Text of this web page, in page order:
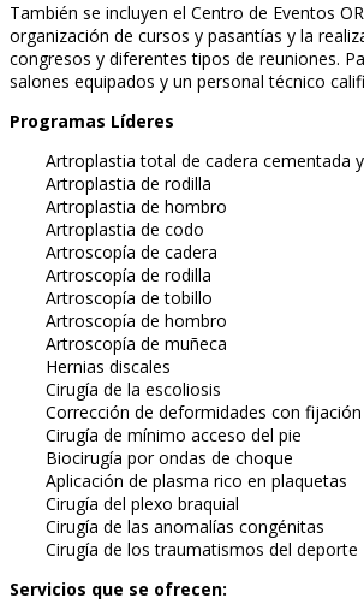
También se incluyen el Centro de Eventos
organización de cursos y pasantías y la
congresos y diferentes tipos de reuniones.
salones equipados y un personal técnico
Programas Líderes
Artroplastia total de cadera cementada
Artroplastia de rodilla
Artroplastia de hombro
Artroplastia de codo
Artroscopía de cadera
Artroscopía de rodilla
Artroscopía de tobillo
Artroscopía de hombro
Artroscopía de muñeca
Hernias discales
Cirugía de la escoliosis
Corrección de deformidades con
Cirugía de mínimo acceso del pie
Biocirugía por ondas de choque
Aplicación de plasma rico en plaquetas
Cirugía del plexo braquial
Cirugía de las anomalías congénitas
Cirugía de los traumatismos del deporte
Servicios que se ofrecen: